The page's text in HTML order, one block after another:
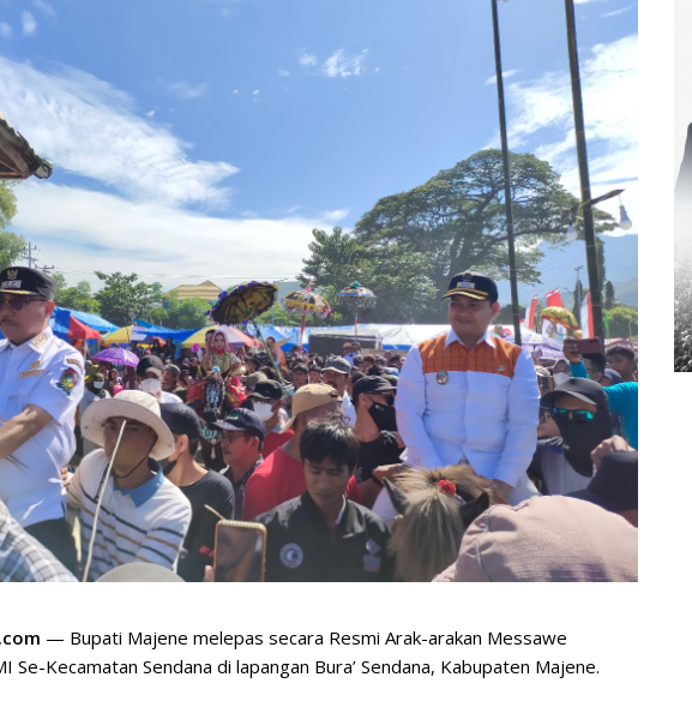
— Bupati Majene melepas secara Resmi Arak-arakan Messawe
Se-Kecamatan Sendana di lapangan Bura’ Sendana, Kabupaten Majene.